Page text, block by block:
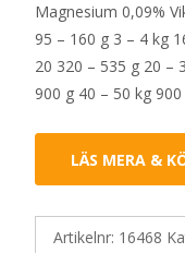
Magnesium 0,09%
95 – 160 g 3 – 4 kg
20 320 – 535 g 20 –
900 g 40 – 50 kg
LÄS MERA &
Artikelnr: 16468